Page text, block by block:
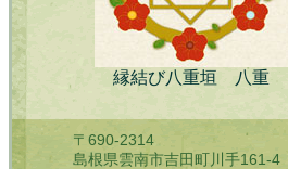
縁結び八重垣 八重
〒690-2314
島根県雲南市吉田町川手161-4